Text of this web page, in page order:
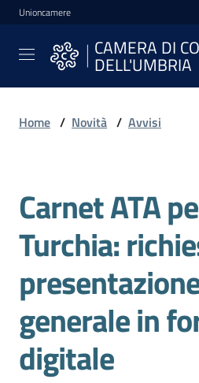
Vai al contenuto
Vai alla navigazione
Vai al footer
Unioncamere
CAMERA DI
DELL'UMBRIA
CAMERA DI
COMMERCIO
Avviare
l'Impresa
Gestire
l'Impresa
Home / Novità / Avvisi
Salta al contenuto
Carnet ATA
Turchia:
generale in
digitale